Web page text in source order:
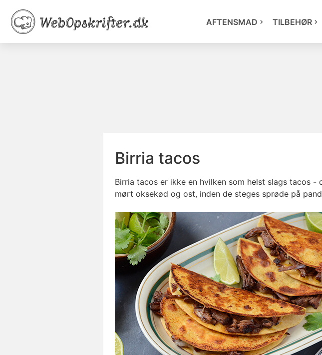
AFTENSMAD TILBEHØR
Birria tacos
Birria tacos er ikke en hvilken som helst slags tacos
mørt oksekød og ost, inden de steges sprøde på